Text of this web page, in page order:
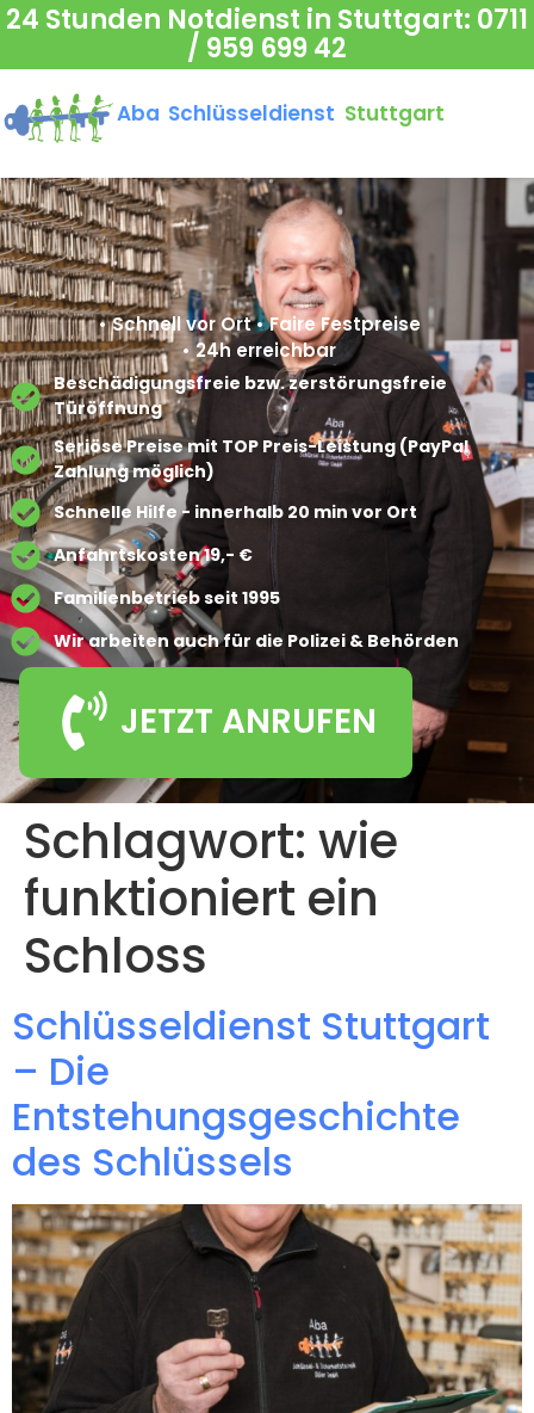
24 Stunden Notdienst in Stuttgart: 0711
/ 959 699 42
Aba Schlüsseldienst Stuttgart
• Schnell vor Ort • Faire Festpreise
• 24h erreichbar
Beschädigungsfreie bzw. zerstörungsfreie
Türöffnung​
Seriöse Preise mit TOP Preis-Leistung (PayPal
Zahlung möglich)​
Schnelle Hilfe - innerhalb 20 min vor Ort
Anfahrtskosten 19,- €
Familienbetrieb seit 1995
Wir arbeiten auch für die Polizei & Behörden
JETZT ANRUFEN
Schlagwort: wie
funktioniert ein
Schloss
Schlüsseldienst Stuttgart
– Die
Entstehungsgeschichte
des Schlüssels